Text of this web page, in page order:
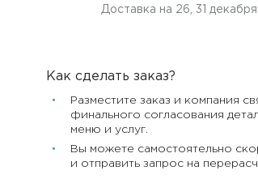
Доставка на 26, 31
Как сделать заказ?
Разместите заказ и компания
финального согласования
меню и услуг.
Вы можете самостоятельно
и отправить запрос на